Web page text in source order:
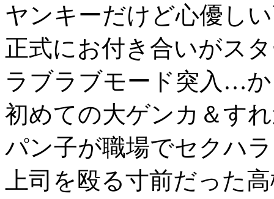
ヤンキーだけど心優し
正式にお付き合いがス
ラブラブモード突入…
初めての大ゲンカ＆す
パン子が職場でセクハ
上司を殴る寸前だった